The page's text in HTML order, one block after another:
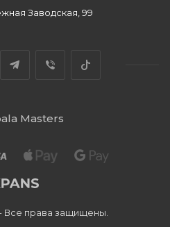
Заводская, 99
Masters
Все права защищены.